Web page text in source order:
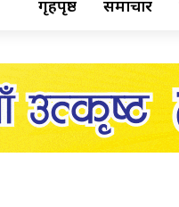
गृहपृष्ठ समाचार